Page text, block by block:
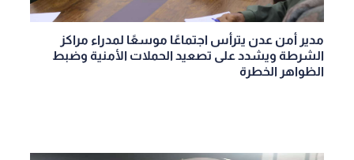
مدير أمن عدن يترأس اجتماعًا موسعًا لمدراء مراكز
الشرطة ويشدد على تصعيد الحملات الأمنية وضبط
الظواهر الخطرة